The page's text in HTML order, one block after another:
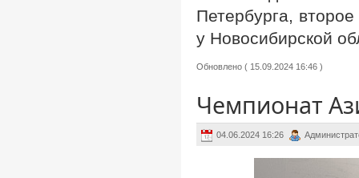
Петербурга,
у Новосибирской
Обновлено ( 15.09.2024 16:46 )
Чемпионат
04.06.2024 16:26